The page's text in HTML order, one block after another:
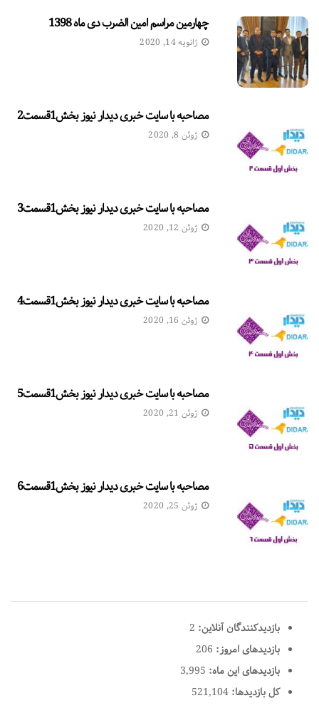
چهارمین مراسم امین الضرب دی ماه 1398
ژانویه 14, 2020
مصاحبه با سایت خبری دیدار نیوز بخش1قسمت2
ژوئن 8, 2020
مصاحبه با سایت خبری دیدار نیوز بخش1قسمت3
ژوئن 12, 2020
مصاحبه با سایت خبری دیدار نیوز بخش1قسمت4
ژوئن 16, 2020
مصاحبه با سایت خبری دیدار نیوز بخش1قسمت5
ژوئن 21, 2020
مصاحبه با سایت خبری دیدار نیوز بخش1قسمت6
ژوئن 25, 2020
بازدیدکنندگان آنلاین: 2
بازدیدهای امروز: 206
بازدیدهای این ماه: 3,995
کل بازدیدها: 521,104